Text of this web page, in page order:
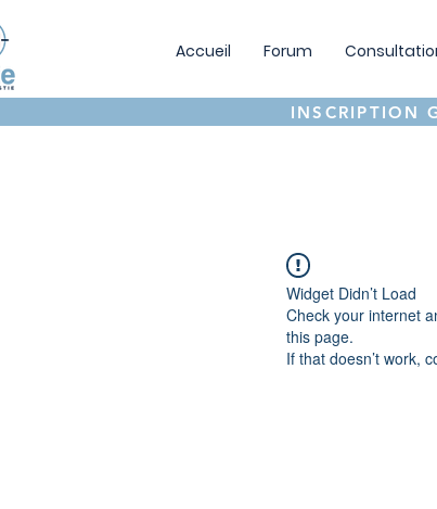
Accueil Forum
INSCRIPTION
Widget Didn’t Load
Check your internet
this page.
If that doesn’t work,